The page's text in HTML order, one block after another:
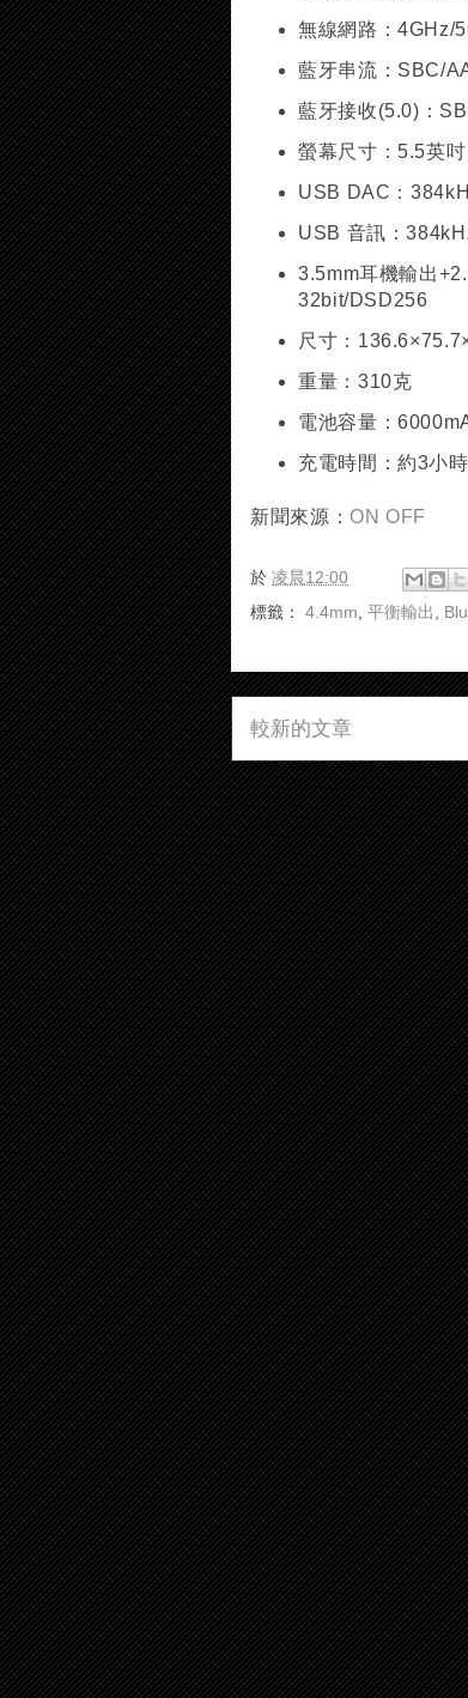
無線網路：4GHz/
藍牙串流：SBC/
藍牙接收(5.0)：
螢幕尺寸：5.5英吋
USB DAC：
USB 音訊：
3.5mm耳機輸出
32bit/DSD256
尺寸：
重量：310克
電池容量：
充電時間：約3小
新聞來源：ON OFF
於 凌晨12:00
標籤： 4.4mm 平衡輸出
較新的文章